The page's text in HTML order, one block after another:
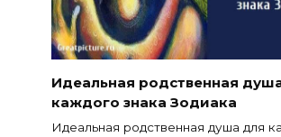
Идеальная родственная
каждого знака Зодиака
Идеальная родственная душа для